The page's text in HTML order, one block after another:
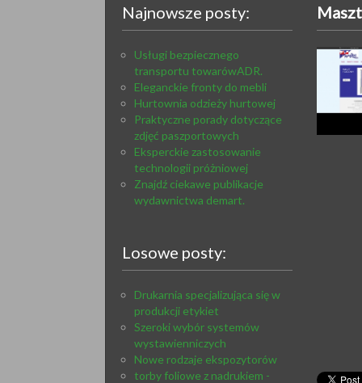
Najnowsze posty:
Usługi bezpiecznego
transportu towarówADR.
Eleganckie fronty do mebli
Hurtownia odzieży hurtowej
Praktyczne porady dotyczące
zdjęć paszportowych
Eksperckie zastosowanie
technologii próżniowej
Znajdź ciekawe publikacje
wydawnictwa demart.
Losowe posty:
Drukarnia specjalizująca się w
produkcji etykiet
Szeroki wybór systemów
wystawienniczych
Nowe rodzaje ekspozytorów
torby foliowe z nadrukiem -